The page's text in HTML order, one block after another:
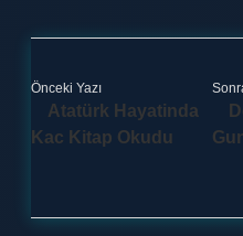
Önceki Yazı
Atatürk Hayatinda
Kac Kitap Okudu